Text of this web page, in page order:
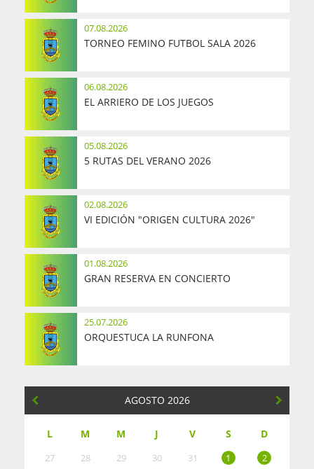
07.08.2026
TORNEO FEMINO FUTBOL SALA 2026
06.08.2026
EL ARRIERO DE LOS JUEGOS
05.08.2026
5 RUTAS DEL VERANO 2026
02.08.2026
VI EDICIÓN "ORIGEN CULTURA 2026"
01.08.2026
GRAN RESERVA EN CONCIERTO
25.07.2026
ORQUESTUCA LA RUNFONA
AGOSTO 2026
L M M J V S D
27 28 29 30 31 1
2